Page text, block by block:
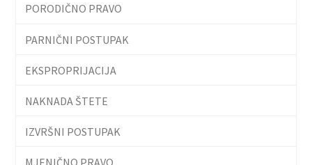
PORODIČNO PRAVO
PARNIČNI POSTUPAK
EKSPROPRIJACIJA
NAKNADA ŠTETE
IZVRŠNI POSTUPAK
MJENIČNO PRAVO